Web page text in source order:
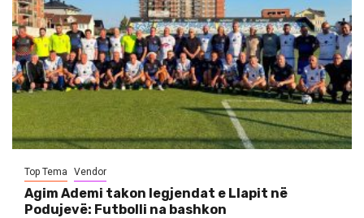
Top Tema Vendor
Agim Ademi takon legjendat e Llapit në
Podujevë: Futbolli na bashkon